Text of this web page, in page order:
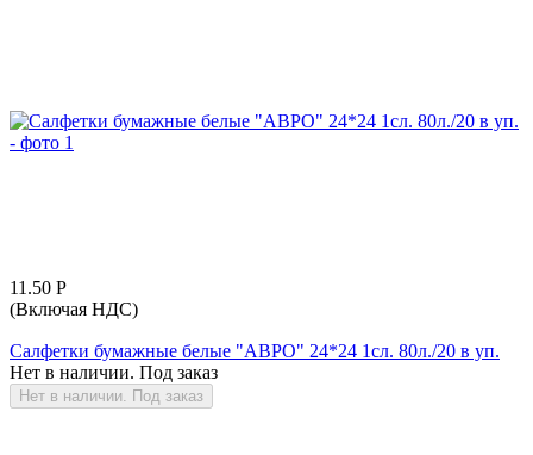
11.50 Р
(Включая НДС)
Салфетки бумажные белые "АВРО" 24*24 1сл. 80л./20 в уп.
Нет в наличии. Под заказ
Нет в наличии. Под заказ